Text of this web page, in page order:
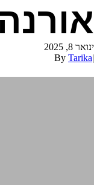
ינואר 8, 2025
|
By Tarika